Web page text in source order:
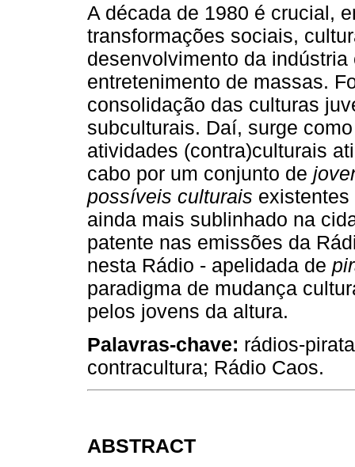
A década de 1980 é crucial,
transformações sociais,
desenvolvimento da
entretenimento de massas.
consolidação das culturas
subculturais. Daí, surge
atividades (contra)culturais
cabo por um conjunto de
possíveis culturais
ainda mais sublinhado na
patente nas emissões da
nesta Rádio - apelidada de
paradigma de mudança
pelos jovens da altura.
Palavras-chave: rádios-
contracultura; Rádio Caos.
ABSTRACT